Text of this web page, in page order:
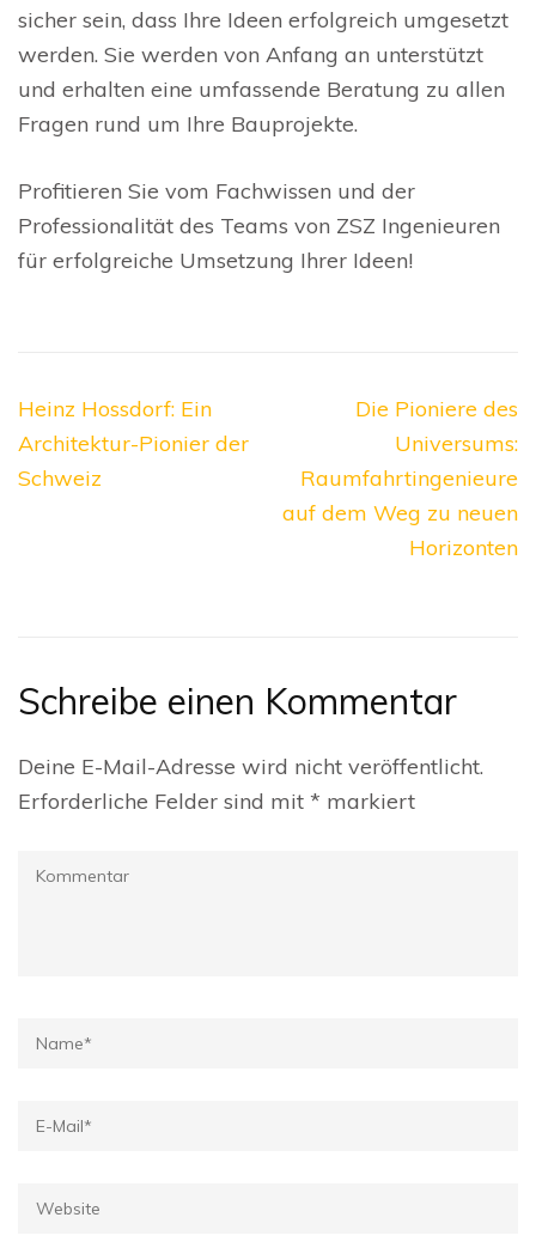
sicher sein, dass Ihre Ideen erfolgreich umgesetzt
werden. Sie werden von Anfang an unterstützt
und erhalten eine umfassende Beratung zu allen
Fragen rund um Ihre Bauprojekte.
Profitieren Sie vom Fachwissen und der
Professionalität des Teams von ZSZ Ingenieuren
für erfolgreiche Umsetzung Ihrer Ideen!
Beitragsnavigation
Heinz Hossdorf: Ein
Architektur-Pionier der
Schweiz
Die Pioniere des
Universums:
Raumfahrtingenieure
auf dem Weg zu neuen
Horizonten
Schreibe einen Kommentar
Deine E-Mail-Adresse wird nicht veröffentlicht.
Erforderliche Felder sind mit * markiert
Kommentar
Name*
E-
Website